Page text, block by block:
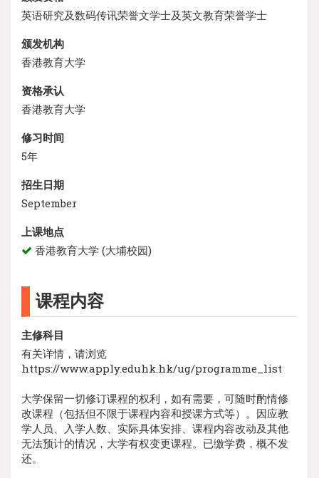
英语研究及数码传讯荣誉文学士及英文教育荣誉学士
颁发机构
香港教育大学
资格承认
香港教育大学
修习时间
5年
招生日期
September
上课地点
香港教育大学 (大埔校园)
课程内容
主修科目
有关详情，请浏览
https://www.apply.eduhk.hk/ug/programme_list
大学保留一切修订课程的权利，如有需要，可随时酌情修
改课程（包括但不限于课程内容和授课方式等）。因应教
学人员、入学人数、实际具体安排、课程内容改动及其他
无法预计的情况，大学有权变更课程。已缴学费，概不发
还。